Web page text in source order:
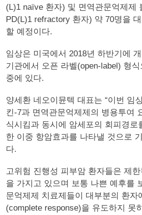
(L)1 naïve 환자) 및 면역관문억제제
PD(L)1 refractory 환자) 약 70명을
할 예정이다.
임상은 미국에서 2018년 하반기에
기관에서 오픈 라벨(open-label) 형
중에 있다.
양세환 네오이뮨텍 대표는 “이번 임
킨-7과 면역관문억제제의 병용투여
식시킴과 동시에 암세포의 회피경로
한 이중 항암효과를 나타낼 것으로
다.
고위험 진행성 피부암 환자들은 제
을 가지고 있으며 보통 나쁜 예후를
문억제제 치료제들이 대부분의 환자
(complete response)을 유도하지 못